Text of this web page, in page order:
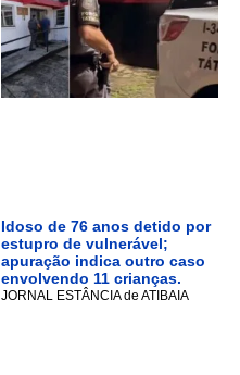
Idoso de 76 anos detido por
estupro de vulnerável;
apuração indica outro caso
envolvendo 11 crianças.
JORNAL ESTÂNCIA de ATIBAIA